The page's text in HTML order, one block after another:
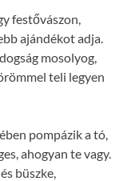
festővászon,
ajándékot adja.
mosolyog,
teli legyen
pompázik a tó,
ahogyan te vagy.
büszke,